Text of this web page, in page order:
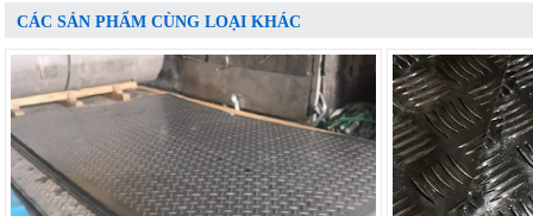
CÁC SẢN PHẨM CÙNG LOẠI KHÁC